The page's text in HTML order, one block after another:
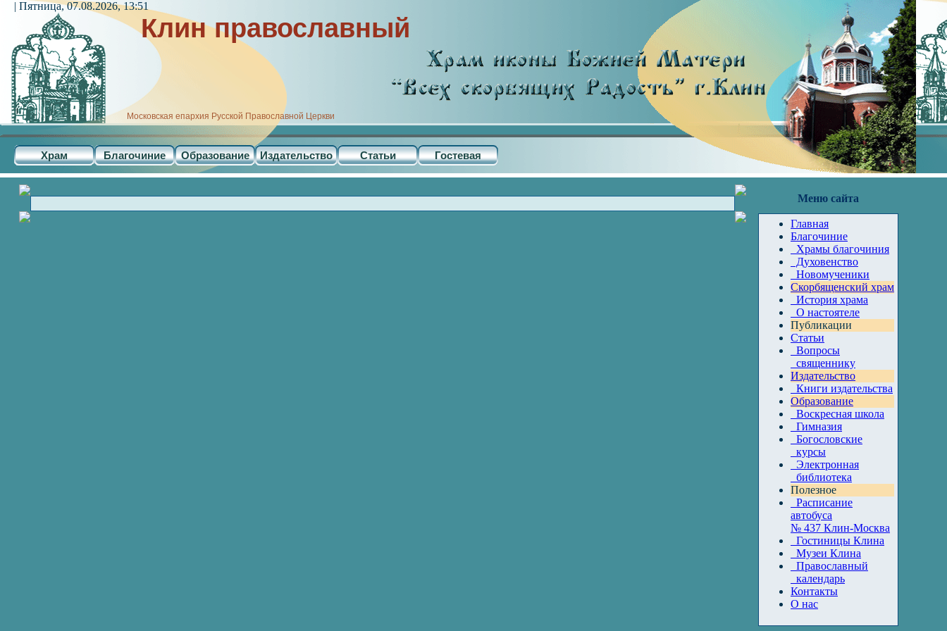
Клин православный
Московская епархия Русской Православной Церкви
Храм Благочиние Образование Издательство Статьи Гостевая
| Пятница, 07.08.2026, 13:51
Меню сайта
Главная
Благочиние
Храмы благочиния
Духовенство
Новомученики
Скорбященский храм
История храма
О настоятеле
Публикации
Статьи
Вопросы
священнику
Издательство
Книги издательства
Образование
Воскресная школа
Гимназия
Богословские
курсы
Электронная
библиотека
Полезное
Расписание
автобуса
№ 437 Клин-Москва
Гостиницы Клина
Музеи Клина
Православный
календарь
Контакты
О нас